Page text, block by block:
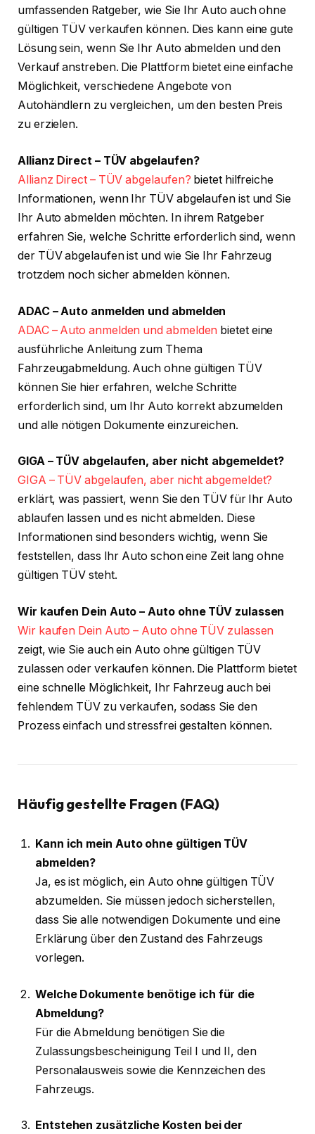
umfassenden Ratgeber, wie Sie Ihr Auto auch ohne
gültigen TÜV verkaufen können. Dies kann eine gute
Lösung sein, wenn Sie Ihr Auto abmelden und den
Verkauf anstreben. Die Plattform bietet eine einfache
Möglichkeit, verschiedene Angebote von
Autohändlern zu vergleichen, um den besten Preis
zu erzielen.
Allianz Direct – TÜV abgelaufen?
Allianz Direct – TÜV abgelaufen? bietet hilfreiche
Informationen, wenn Ihr TÜV abgelaufen ist und Sie
Ihr Auto abmelden möchten. In ihrem Ratgeber
erfahren Sie, welche Schritte erforderlich sind, wenn
der TÜV abgelaufen ist und wie Sie Ihr Fahrzeug
trotzdem noch sicher abmelden können.
ADAC – Auto anmelden und abmelden
ADAC – Auto anmelden und abmelden bietet eine
ausführliche Anleitung zum Thema
Fahrzeugabmeldung. Auch ohne gültigen TÜV
können Sie hier erfahren, welche Schritte
erforderlich sind, um Ihr Auto korrekt abzumelden
und alle nötigen Dokumente einzureichen.
GIGA – TÜV abgelaufen, aber nicht abgemeldet?
GIGA – TÜV abgelaufen, aber nicht abgemeldet?
erklärt, was passiert, wenn Sie den TÜV für Ihr Auto
ablaufen lassen und es nicht abmelden. Diese
Informationen sind besonders wichtig, wenn Sie
feststellen, dass Ihr Auto schon eine Zeit lang ohne
gültigen TÜV steht.
Wir kaufen Dein Auto – Auto ohne TÜV zulassen
Wir kaufen Dein Auto – Auto ohne TÜV zulassen
zeigt, wie Sie auch ein Auto ohne gültigen TÜV
zulassen oder verkaufen können. Die Plattform bietet
eine schnelle Möglichkeit, Ihr Fahrzeug auch bei
fehlendem TÜV zu verkaufen, sodass Sie den
Prozess einfach und stressfrei gestalten können.
Häufig gestellte Fragen (FAQ)
Kann ich mein Auto ohne gültigen TÜV
abmelden?
Ja, es ist möglich, ein Auto ohne gültigen TÜV
abzumelden. Sie müssen jedoch sicherstellen,
dass Sie alle notwendigen Dokumente und eine
Erklärung über den Zustand des Fahrzeugs
vorlegen.
Welche Dokumente benötige ich für die
Abmeldung?
Für die Abmeldung benötigen Sie die
Zulassungsbescheinigung Teil I und II, den
Personalausweis sowie die Kennzeichen des
Fahrzeugs.
Entstehen zusätzliche Kosten bei der